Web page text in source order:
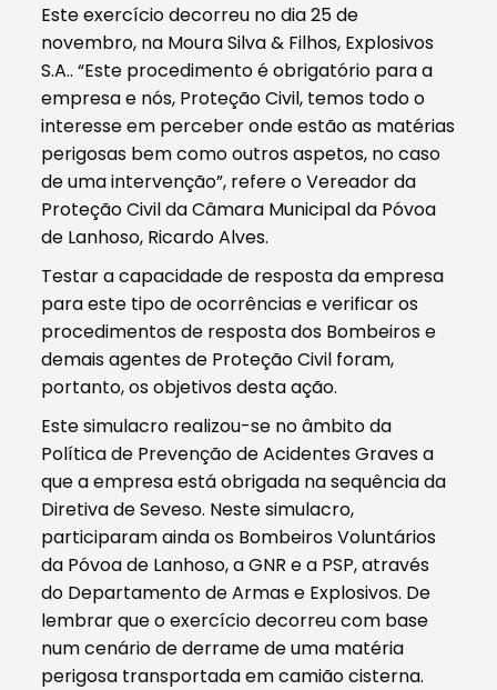
Este exercício decorreu no dia 25 de
novembro, na Moura Silva & Filhos, Explosivos
S.A.. “Este procedimento é obrigatório para a
empresa e nós, Proteção Civil, temos todo o
interesse em perceber onde estão as matérias
perigosas bem como outros aspetos, no caso
de uma intervenção”, refere o Vereador da
Proteção Civil da Câmara Municipal da Póvoa
de Lanhoso, Ricardo Alves.
Testar a capacidade de resposta da empresa
para este tipo de ocorrências e verificar os
procedimentos de resposta dos Bombeiros e
demais agentes de Proteção Civil foram,
portanto, os objetivos desta ação.
Este simulacro realizou-se no âmbito da
Política de Prevenção de Acidentes Graves a
que a empresa está obrigada na sequência da
Diretiva de Seveso. Neste simulacro,
participaram ainda os Bombeiros Voluntários
da Póvoa de Lanhoso, a GNR e a PSP, através
do Departamento de Armas e Explosivos. De
lembrar que o exercício decorreu com base
num cenário de derrame de uma matéria
perigosa transportada em camião cisterna.